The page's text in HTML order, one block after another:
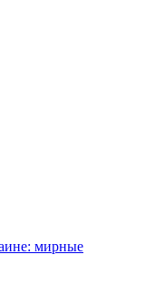
мирные